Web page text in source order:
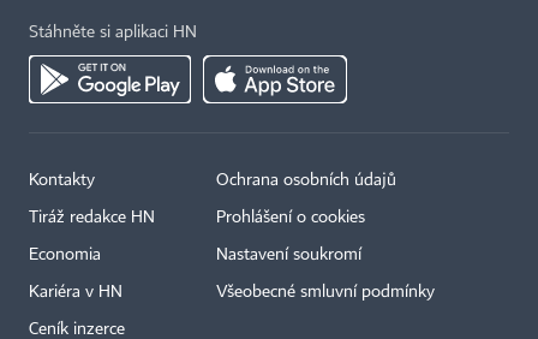
Stáhněte si aplikaci HN
Kontakty
Tiráž redakce HN
Economia
Kariéra v HN
Ceník inzerce
Ochrana osobních údajů
Prohlášení o cookies
Nastavení soukromí
Všeobecné smluvní podmínky